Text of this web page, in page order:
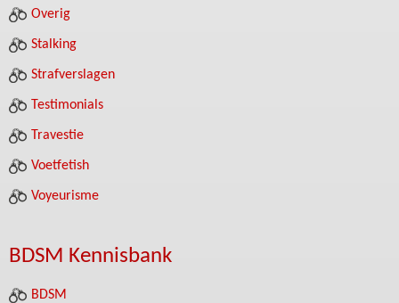
Overig
Stalking
Strafverslagen
Testimonials
Travestie
Voetfetish
Voyeurisme
BDSM Kennisbank
BDSM